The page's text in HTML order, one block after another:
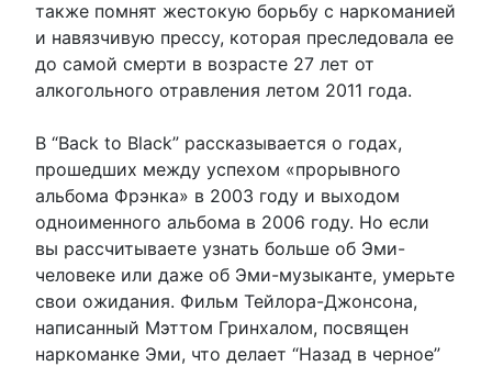
также помнят жестокую борьбу с наркоманией
и навязчивую прессу, которая преследовала ее
до самой смерти в возрасте 27 лет от
алкогольного отравления летом 2011 года.
В “Back to Black” рассказывается о годах,
прошедших между успехом «прорывного
альбома Фрэнка» в 2003 году и выходом
одноименного альбома в 2006 году. Но если
вы рассчитываете узнать больше об Эми-
человеке или даже об Эми-музыканте, умерьте
свои ожидания. Фильм Тейлора-Джонсона,
написанный Мэттом Гринхалом, посвящен
наркоманке Эми, что делает “Назад в черное”